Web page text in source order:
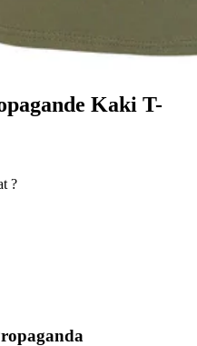
Kaki T-
?